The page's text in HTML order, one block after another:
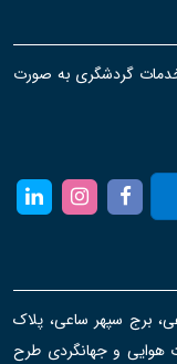
خدمات گردشگری به صورت
برج سپهر ساعی، پلاک
مسافرت هوایی و جهانگردی طرح